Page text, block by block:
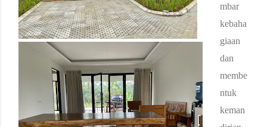
mbar
kebaha
giaan
dan
membe
ntuk
keman